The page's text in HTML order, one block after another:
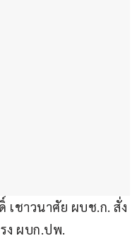
เชาวนาศัย ผบช.ก. สั่ง
ง ผบก.ปพ.